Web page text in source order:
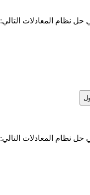
نظام المعادلات التالي:
نظام المعادلات التالي: